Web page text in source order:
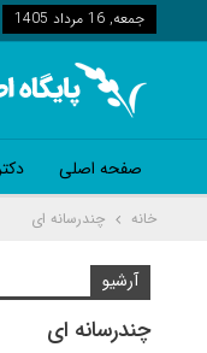
جمعه, 16 مرداد 1405
صفحه اصلی
خانه چندرسانه ای
آرشیو
چندرسانه ای